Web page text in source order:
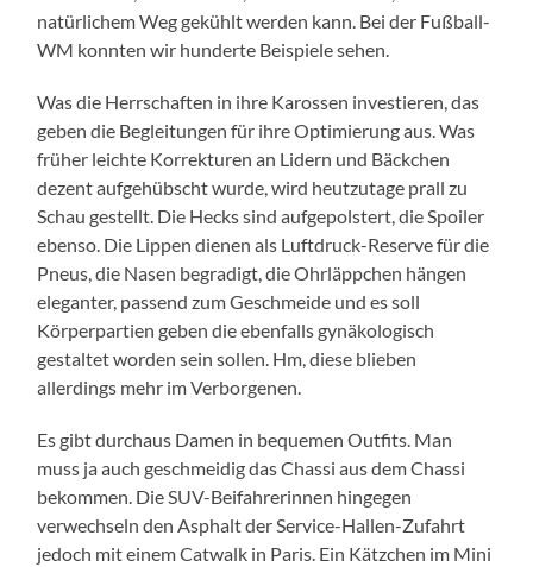
natürlichem Weg gekühlt werden kann. Bei der Fußball-
WM konnten wir hunderte Beispiele sehen.
Was die Herrschaften in ihre Karossen investieren, das
geben die Begleitungen für ihre Optimierung aus. Was
früher leichte Korrekturen an Lidern und Bäckchen
dezent aufgehübscht wurde, wird heutzutage prall zu
Schau gestellt. Die Hecks sind aufgepolstert, die Spoiler
ebenso. Die Lippen dienen als Luftdruck-Reserve für die
Pneus, die Nasen begradigt, die Ohrläppchen hängen
eleganter, passend zum Geschmeide und es soll
Körperpartien geben die ebenfalls gynäkologisch
gestaltet worden sein sollen. Hm, diese blieben
allerdings mehr im Verborgenen.
Es gibt durchaus Damen in bequemen Outfits. Man
muss ja auch geschmeidig das Chassi aus dem Chassi
bekommen. Die SUV-Beifahrerinnen hingegen
verwechseln den Asphalt der Service-Hallen-Zufahrt
jedoch mit einem Catwalk in Paris. Ein Kätzchen im Mini